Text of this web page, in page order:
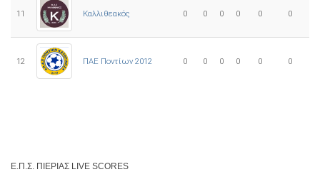
11 Καλλιθεακός 0 0 0 0 0 0
12 ΠΑΕ Ποντίων 2012 0 0 0 0 0 0
Ε.Π.Σ. ΠΙΕΡΊΑΣ LIVE SCORES